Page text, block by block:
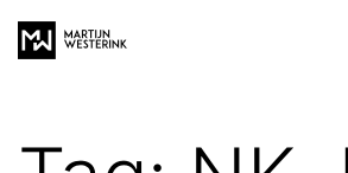
Ga
naar
inhoud
Martijn